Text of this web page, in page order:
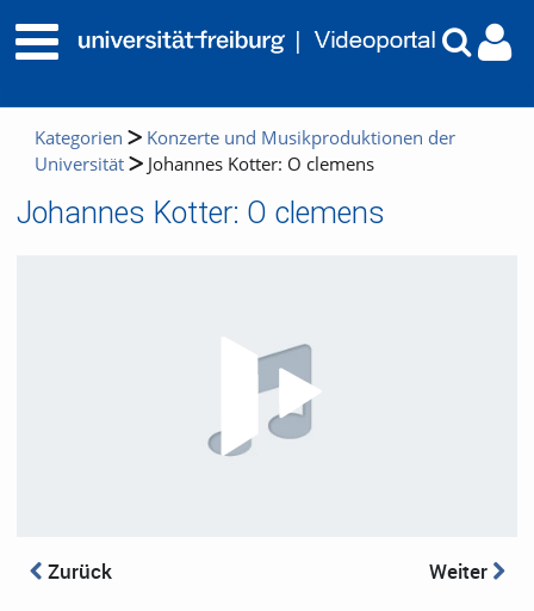
Kategorien
Konzerte und Musikproduktionen der
Universität
Johannes Kotter: O clemens
Johannes Kotter: O clemens
Zurück Weiter